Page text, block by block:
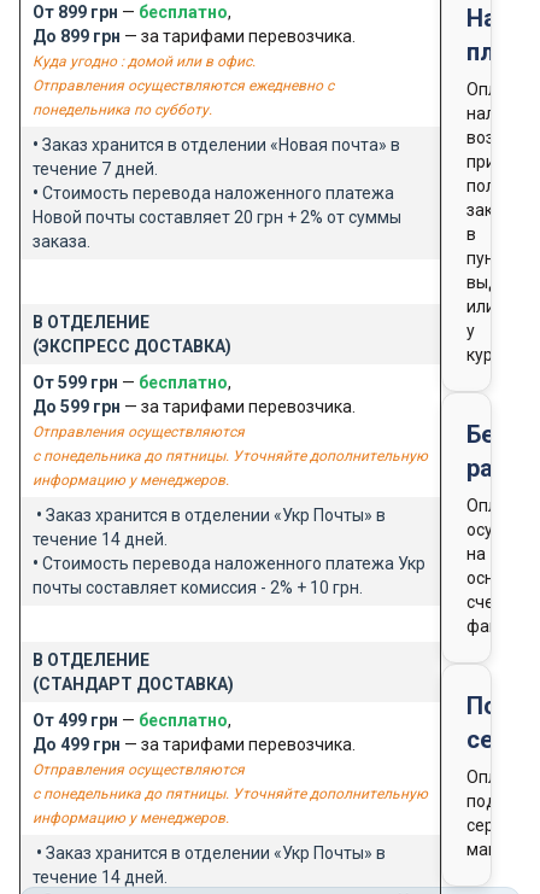
От 899 грн — бесплатно,
До 899 грн — за тарифами перевозчика.
Куда угодно : домой или в офис.
Отправления осуществляются ежедневно с
понедельника по субботу.
• Заказ хранится в отделении «Новая почта» в
течение 7 дней.
• Стоимость перевода наложенного платежа
Новой почты составляет 20 грн + 2% от суммы
заказа.
В ОТДЕЛЕНИЕ
(ЭКСПРЕСС ДОСТАВКА)
От 599 грн — бесплатно,
До 599 грн — за тарифами перевозчика.
Отправления осуществляются
с понедельника до пятницы. Уточняйте дополнительную
информацию у менеджеров.
• Заказ хранится в отделении «Укр Почты» в
течение 14 дней.
• Стоимость перевода наложенного платежа Укр
почты составляет комиссия - 2% + 10 грн.
В ОТДЕЛЕНИЕ
(СТАНДАРТ ДОСТАВКА)
От 499 грн — бесплатно,
До 499 грн — за тарифами перевозчика.
Отправления осуществляются
с понедельника до пятницы. Уточняйте дополнительную
информацию у менеджеров.
• Заказ хранится в отделении «Укр Почты» в
течение 14 дней.
Оплата
при
заказа
в
пункте
выдачи
или
у
курьера
Оплата
на
счета-
фактуры
Оплата